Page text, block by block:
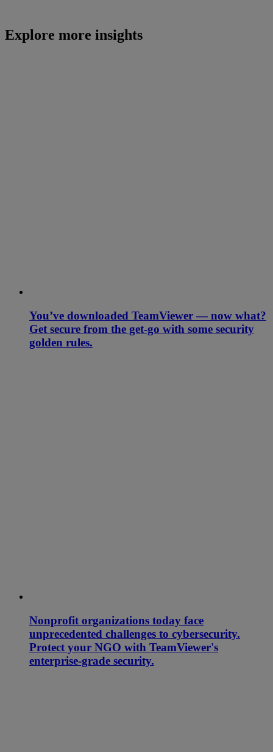
Explore more insights
You’ve downloaded TeamViewer — now what?
Get secure from the get-go with some security
golden rules.
Nonprofit organizations today face
unprecedented challenges to cybersecurity.
Protect your NGO with TeamViewer's
enterprise-grade security.